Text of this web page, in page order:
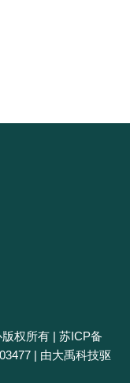
版权所有 | 苏ICP备
| 由大禹科技驱